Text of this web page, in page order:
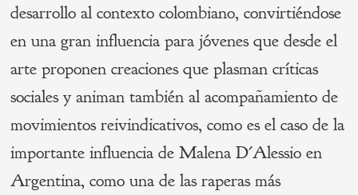
desarrollo al contexto colombiano, convirtiéndose
en una gran influencia para jóvenes que desde el
arte proponen creaciones que plasman críticas
sociales y animan también al acompañamiento de
movimientos reivindicativos, como es el caso de la
importante influencia de Malena D´Alessio en
Argentina, como una de las raperas más